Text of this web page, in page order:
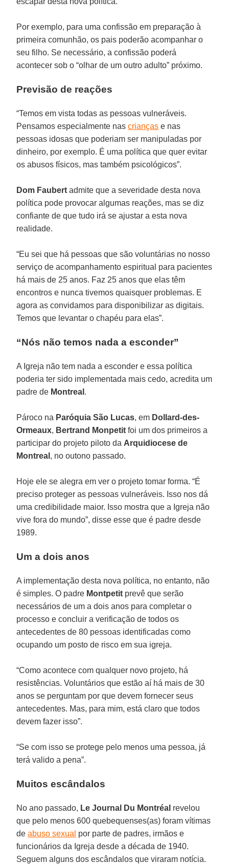
Por exemplo, para uma confissão em preparação à
primeira comunhão, os pais poderão acompanhar o
seu filho. Se necessário, a confissão poderá
acontecer sob o “olhar de um outro adulto” próximo.
Previsão de reações
“Temos em vista todas as pessoas vulneráveis.
Pensamos especialmente nascrianças e nas
pessoas idosas que poderiam ser manipuladas por
dinheiro, por exemplo. É uma política que quer evitar
os abusos físicos, mas também psicológicos”.
Dom Faubert admite que a severidade desta nova
política pode provocar algumas reações, mas se diz
confiante de que tudo irá se ajustar a esta nova
realidade.
“Eu sei que há pessoas que são voluntárias no nosso
serviço de acompanhamento espiritual para pacientes
há mais de 25 anos. Faz 25 anos que elas têm
encontros e nunca tivemos quaisquer problemas. E
agora as convidamos para disponibilizar as digitais.
Temos que levantar o chapéu para elas”.
“Nós não temos nada a esconder”
A Igreja não tem nada a esconder e essa política
poderia ter sido implementada mais cedo, acredita um
padre de Montreal .
Pároco na Paróquia São Lucas, em Dollard-des-
Ormeaux, Bertrand Monpetitfoi um dos primeiros a
participar do projeto piloto da Arquidiocese de
Montreal , no outono passado.
Hoje ele se alegra em ver o projeto tomar forma. “É
preciso proteger as pessoas vulneráveis. Isso nos dá
uma credibilidade maior. Isso mostra que a Igreja não
vive fora do mundo”, disse esse que é padre desde
1989.
Um a dois anos
A implementação desta nova política, no entanto, não
é simples. O padre Montpetit prevê que serão
necessários de um a dois anos para completar o
processo e concluir a verificação de todos os
antecedentes de 80 pessoas identificadas como
ocupando um posto de risco em sua igreja.
“Como acontece com qualquer novo projeto, há
resistências. Voluntários que estão aí há mais de 30
anos se perguntam por que devem fornecer seus
antecedentes. Mas, para mim, está claro que todos
devem fazer isso”.
“Se com isso se protege pelo menos uma pessoa, já
terá valido a pena”.
Muitos escândalos
No ano passado, Le Journal Du Montréal revelou
que pelo menos 600 quebequenses(as) foram vítimas
deabuso sexual por parte de padres, irmãos e
funcionários da Igreja desde a década de 1940.
Seguem alguns dos escândalos que viraram notícia.